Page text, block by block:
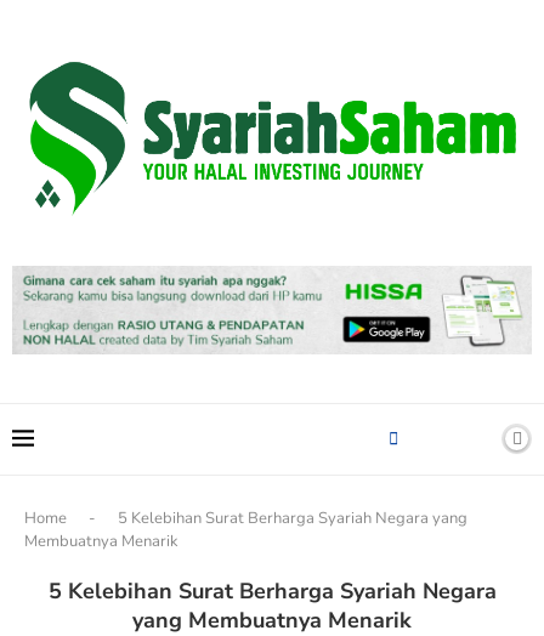
Home -
5 Kelebihan Surat Berharga Syariah Negara yang
Membuatnya Menarik
5 Kelebihan Surat Berharga Syariah Negara
yang Membuatnya Menarik